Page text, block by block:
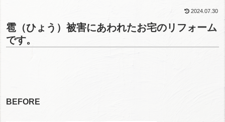
2024.07.30
雹（ひょう）被害にあわれたお宅のリフォーム
です。
BEFORE